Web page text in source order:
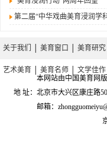
第二届“中华戏曲美育浸润学
关于我们 美育窗口 美育研究
艺术美育 美育名师 文学佳作
本网站由中国美育网
地 址：北京市大兴区康庄
邮箱：